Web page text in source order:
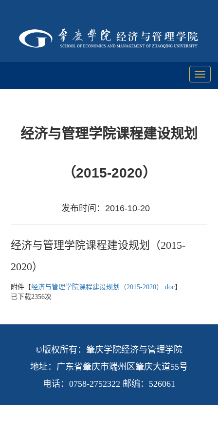
Toggle
经济与管理学院课程建设规划
（2015-2020）
发布时间：2016-10-20
经济与管理学院课程建设规划（2015-
2020）
附件【经济与管理学院课程建设规划（2015-2020）.doc】
已下载2356次
©版权所有：肇庆学院经济与管理学院
地址：广东省肇庆市端州区肇庆大道55号
电话：0758-2752322 邮编：526061